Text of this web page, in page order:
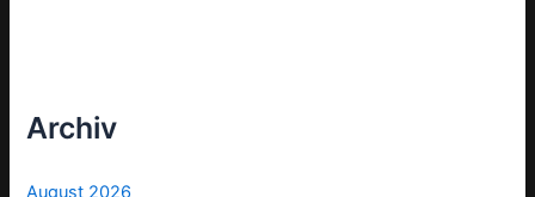
Archiv
August 2026